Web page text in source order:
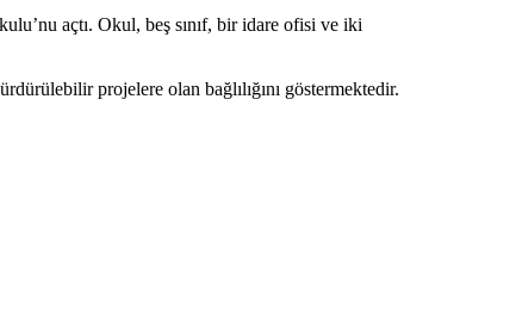
açtı. Okul, beş sınıf, bir idare ofisi ve iki
projelere olan bağlılığını göstermektedir.